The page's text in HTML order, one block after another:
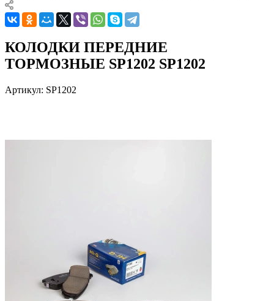
КОЛОДКИ ПЕРЕДНИЕ
ТОРМОЗНЫЕ SP1202 SP1202
Артикул: SP1202